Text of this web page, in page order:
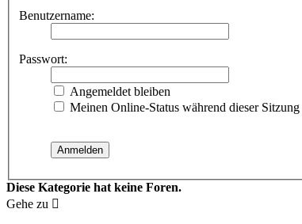
Benutzername:
Passwort:
Angemeldet bleiben
Meinen Online-Status während dieser
Diese Kategorie hat keine Foren.
Gehe zu